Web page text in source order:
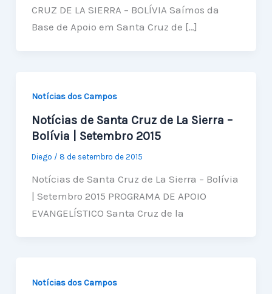
CRUZ DE LA SIERRA – BOLÍVIA Saímos da
Base de Apoio em Santa Cruz de […]
Notícias dos Campos
Notícias de Santa Cruz de La Sierra –
Bolívia | Setembro 2015
Diego / 8 de setembro de 2015
Notícias de Santa Cruz de La Sierra – Bolívia
| Setembro 2015 PROGRAMA DE APOIO
EVANGELÍSTICO Santa Cruz de la
Notícias dos Campos